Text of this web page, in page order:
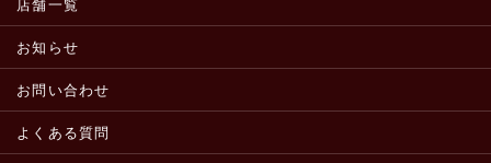
店舗一覧
お知らせ
お問い合わせ
よくある質問